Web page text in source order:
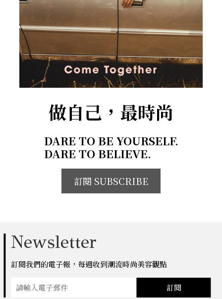
做自己，最時尚
DARE TO BE YOURSELF.
DARE TO BELIEVE.
訂閱 SUBSCRIBE
Newsletter
訂閱我們的電子報，每週收到潮流時尚美容觀點
訂閱